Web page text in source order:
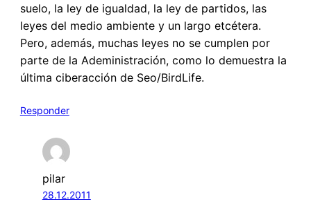
suelo, la ley de igualdad, la ley de partidos, las
leyes del medio ambiente y un largo etcétera.
Pero, además, muchas leyes no se cumplen por
parte de la Adeministración, como lo demuestra la
última ciberacción de Seo/BirdLife.
Responder
pilar
28.12.2011